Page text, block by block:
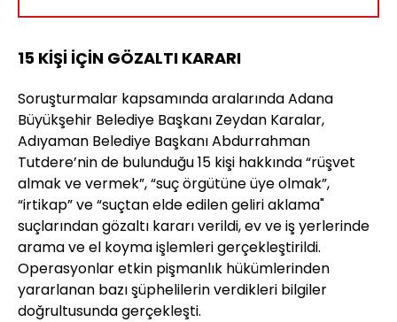
15 KİŞİ İÇİN GÖZALTI KARARI
Soruşturmalar kapsamında aralarında Adana
Büyükşehir Belediye Başkanı Zeydan Karalar,
Adıyaman Belediye Başkanı Abdurrahman
Tutdere’nin de bulunduğu 15 kişi hakkında “rüşvet
almak ve vermek”, “suç örgütüne üye olmak”,
“irtikap” ve “suçtan elde edilen geliri aklama"
suçlarından gözaltı kararı verildi, ev ve iş yerlerinde
arama ve el koyma işlemleri gerçekleştirildi.
Operasyonlar etkin pişmanlık hükümlerinden
yararlanan bazı şüphelilerin verdikleri bilgiler
doğrultusunda gerçekleşti.